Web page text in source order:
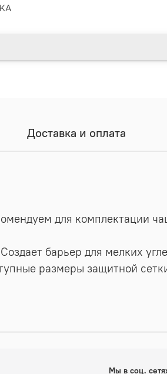
Доставка и оплата
для комплектации
барьер для мелких
размеры защитной
Мы в соц.